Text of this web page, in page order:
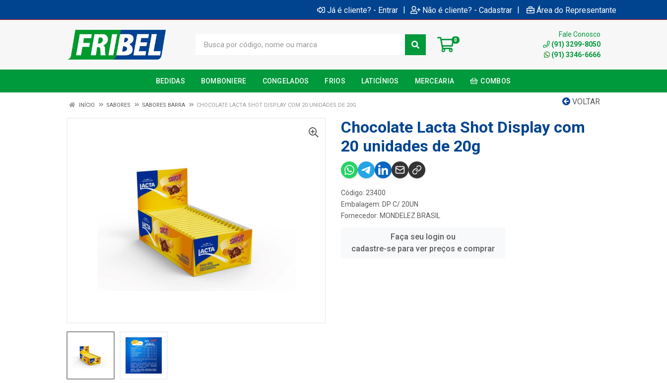
Já é cliente? - Entrar | Não é cliente? - Cadastrar | Área do Representante
0
Fale Conosco
(91) 3299-8050
(91) 3346-6666
BEDIDAS BOMBONIERE CONGELADOS FRIOS LATICÍNIOS MERCEARIA COMBOS
VOLTAR
INÍCIO SABORES SABORES BARRA CHOCOLATE LACTA SHOT DISPLAY COM 20 UNIDADES DE 20G
Chocolate Lacta Shot Display com
20 unidades de 20g
Código: 23400
Embalagem: DP C/ 20UN
Fornecedor: MONDELEZ BRASIL
Faça seu login ou
cadastre-se para ver preços e comprar